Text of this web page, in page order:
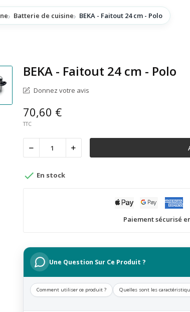
Batterie de cuisine BEKA - Faitout 24 cm - Polo
BEKA - Faitout 24 cm - Polo
Donnez votre avis
70,60 €
TTC
 En stock
Paiement sécurisé
Une Question Sur Ce Produit ?
Comment utiliser ce produit ? Quelles sont les